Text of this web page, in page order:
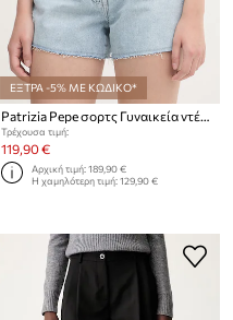
ΕΞΤΡΑ -5% ΜΕ ΚΩΔΙΚΟ*
Patrizia Pepe σορτς Γυναικεία ντένιμ
Τρέχουσα τιμή:
119,90 €
Αρχική τιμή:189,90 €
Η χαμηλότερη τιμή:129,90 €